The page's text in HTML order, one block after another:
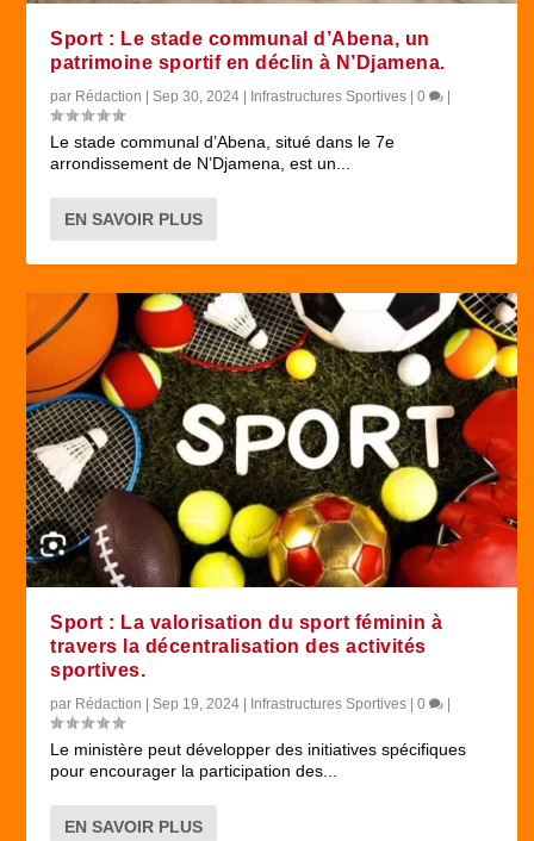
Sport : Le stade communal d’Abena, un
patrimoine sportif en déclin à N’Djamena.
par Rédaction |Sep 30, 2024 Infrastructures Sportives |0
Le stade communal d’Abena, situé dans le 7e
arrondissement de N’Djamena, est un...
EN SAVOIR PLUS
Sport : La valorisation du sport féminin à
travers la décentralisation des activités
sportives.
par Rédaction |Sep 19, 2024 | Infrastructures Sportives |0 |
Le ministère peut développer des initiatives spécifiques
pour encourager la participation des...
EN SAVOIR PLUS